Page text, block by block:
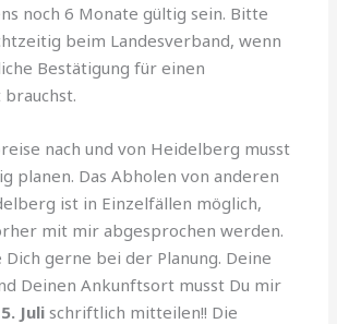
noch 6 Monate gültig sein. Bitte
beim Landesverband, wenn
Bestätigung für einen
nach und von Heidelberg musst
planen. Das Abholen von anderen
ist in Einzelfällen möglich,
mit mir abgesprochen werden.
gerne bei der Planung. Deine
Deinen Ankunftsort musst Du mir
Juli schriftlich mitteilen!! Die